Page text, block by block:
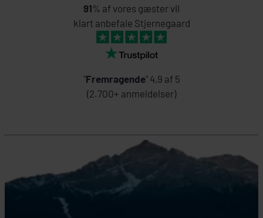
91% af vores gæster vil
klart anbefale Stjernegaard
"Fremragende" 4,9 af 5
(2.700+ anmeldelser)